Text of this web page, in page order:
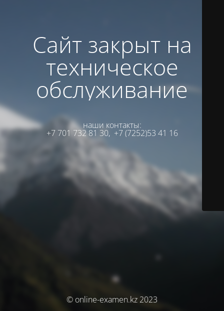
Сайт закрыт на
техническое
обслуживание
наши контакты:
+7 701 732 81 30, +7 (7252)53 41 16
© online-examen.kz 2023